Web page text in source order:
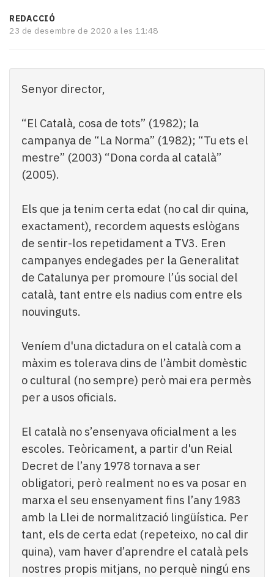
Cultura
Esports
El
Reportatges
Entrevistes
Enquestes
escena!
la
teva!
Subscriptors
La
newsletter
del
Pallars
patrocinat
Lo
llegit...
Editorial
REDACCIÓ
23 de desembre de 2020 a les 11:48
Senyor director,
“El Català, cosa de tots” (1982); la
campanya de “La Norma” (1982); “Tu ets el
mestre” (2003) “Dona corda al català”
(2005).
Els que ja tenim certa edat (no cal dir quina,
exactament), recordem aquests eslògans
de sentir-los repetidament a TV3. Eren
campanyes endegades per la Generalitat
de Catalunya per promoure l’ús social del
català, tant entre els nadius com entre els
nouvinguts.
Veníem d'una dictadura on el català com a
màxim es tolerava dins de l’àmbit domèstic
o cultural (no sempre) però mai era permès
per a usos oficials.
El català no s’ensenyava oficialment a les
escoles. Teòricament, a partir d'un Reial
Decret de l’any 1978 tornava a ser
obligatori, però realment no es va posar en
marxa el seu ensenyament fins l’any 1983
amb la Llei de normalització lingüística. Per
tant, els de certa edat (repeteixo, no cal dir
quina), vam haver d’aprendre el català pels
nostres propis mitjans, no perquè ningú ens